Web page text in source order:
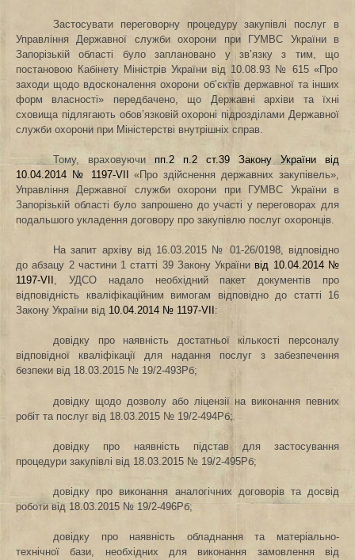
Застосувати переговорну процедуру закупівлі послуг в
Управління Державної служби охорони при ГУМВС України в
Запорізькій області було
заплановано у зв’язку з тим, що
постановою Кабінету Міністрів України від 10.08.93 № 615 «Про
заходи щодо вдосконалення охорони об’єктів державної та інших
форм власності» передбачено, що Державні архіви та їхні
сховища підлягають обов’язковій охороні підрозділами Державної
служби охорони при Міністерстві внутрішніх справ.
Тому, враховуючипп.2 п.2 ст.39 Закону України від
10.04.2014 № 1197-VII
«Про здійснення державних закупівель»,
Управління Державної служби охорони при ГУМВС України в
Запорізькій області було запрошено до участі у переговорах для
подальшого укладення договору про закупівлю послуг охоронців.
На запит архіву від 16.03.2015 № 01-26/0198, відповідно
до абзацу 2 частини 1 статті 39 ЗаконуУкраїни від 10.04.2014 №
1197-VII , УДСО надало необхідний пакет документів про
відповідність кваліфікаційним вимогам відповідно до статті 16
Закону України від 10.04.2014 № 1197-VII :
довідку про наявність достатньої кількості персоналу
відповідної кваліфікації для надання послуг з забезпечення
безпеки від 18.03.2015 № 19/2-493Рб;
довідку щодо дозволу або ліцензії на виконання певних
робіт та послуг від 18.03.2015 № 19/2-494Рб;
довідку про наявність підстав для застосування
процедури закупівлі від 18.03.2015 № 19/2-495Рб;
довідку про виконання аналогічних договорів та досвід
роботи від 18.03.2015 № 19/2-496Рб;
довідку про наявність обладнання та матеріально-
технічної бази, необхідних для виконання замовлення від